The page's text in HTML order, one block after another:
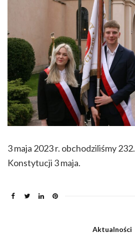
3 maja 2023 r. obchodziliśmy
Konstytucji 3 maja.
Aktualności